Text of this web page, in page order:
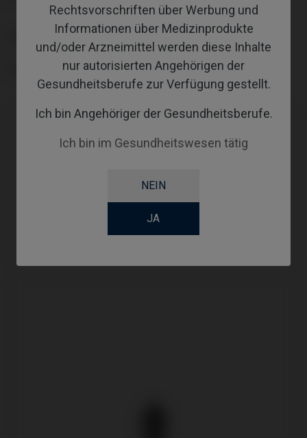
Rechtsvorschriften über Werbung und
Informationen über Medizinprodukte
und/oder Arzneimittel werden diese Inhalte
nur autorisierten Angehörigen der
Gesundheitsberufe zur Verfügung gestellt.
Ich bin Angehöriger der Gesundheitsberufe.
Ich bin im Gesundheitswesen tätig
NEIN
JA
Kompatibilitäten
System
GM Micro
Abutment